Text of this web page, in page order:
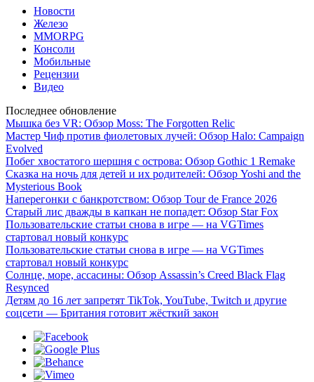
Новости
Железо
MMORPG
Консоли
Мобильные
Рецензии
Видео
Последнее обновление
Мышка без VR: Обзор Moss: The Forgotten Relic
Мастер Чиф против фиолетовых лучей: Обзор Halo: Campaign
Evolved
Побег хвостатого шершня с острова: Обзор Gothic 1 Remake
Сказка на ночь для детей и их родителей: Обзор Yoshi and the
Mysterious Book
Наперегонки с банкротством: Обзор Tour de France 2026
Старый лис дважды в капкан не попадет: Обзор Star Fox
Пользовательские статьи снова в игре — на VGTimes
стартовал новый конкурс
Пользовательские статьи снова в игре — на VGTimes
стартовал новый конкурс
Солнце, море, ассасины: Обзор Assassin’s Creed Black Flag
Resynced
Детям до 16 лет запретят TikTok, YouTube, Twitch и другие
соцсети — Британия готовит жёсткий закон